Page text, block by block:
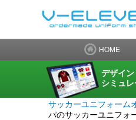
HOME
デザイン
シミュ
サッカーユニフォーム
パのサッカーユニフォ